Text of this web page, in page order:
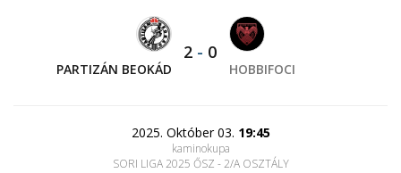
PARTIZÁN BEOKÁD
2 - 0
HOBBIFOCI
2025. Október 03. 19:45
kaminokupa
SORI LIGA 2025 ŐSZ - 2/A OSZTÁLY